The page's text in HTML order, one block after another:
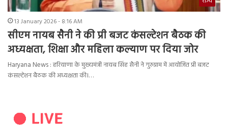
13 January 2026 - 8:16 AM
सीएम नायब सैनी ने की प्री बजट कंसल्टेशन बैठक की
अध्यक्षता, शिक्षा और महिला कल्याण पर दिया जोर
Haryana News : हरियाणा के मुख्यमंत्री नायब सिंह सैनी ने गुरुग्राम में आयोजित प्री बजट
कंसल्टेशन बैठक की अध्यक्षता की।…